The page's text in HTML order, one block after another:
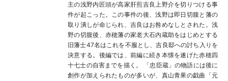
主の浅野内匠頭が高家肝煎吉良上野介を切りつける事
件が起こった。この事件の後、浅野は即日切腹と藩の
取り潰しが命じられ、吉良はお咎めなしとされた。浅
野の切腹後、赤穂藩の家老大石内蔵助をはじめとする
旧藩士47名はこれを不服とし、吉良邸への討ち入りを
決意する。後編では、前編に続き本懐を遂げた赤穂四
十七士の自害までを描く。 「忠臣蔵」の物語には後に
創作が加えられたものが多いが、真山青果の戯曲「元